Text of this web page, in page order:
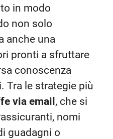
in modo
non solo
anche una
pronti a sfruttare
conoscenza
Tra le strategie più
via email , che si
nomi
guadagni o